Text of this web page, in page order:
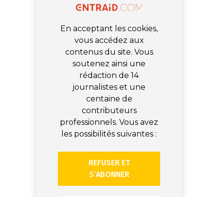
En acceptant les cookies,
vous accédez aux
contenus du site. Vous
soutenez ainsi une
rédaction de 14
journalistes et une
centaine de
contributeurs
professionnels. Vous avez
les possibilités suivantes :
REFUSER ET
S’ABONNER